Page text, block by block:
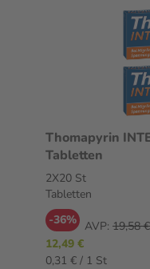
Thomapyrin
Tabletten
2X20 St
Tabletten
-36% AVP: 19,58 €
12,49 €
0,31 € / 1 St